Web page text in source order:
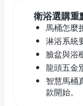
衛浴選購重
馬桶怎麼
淋浴系統
臉盆與浴
龍頭五金
智慧馬桶
款開始。